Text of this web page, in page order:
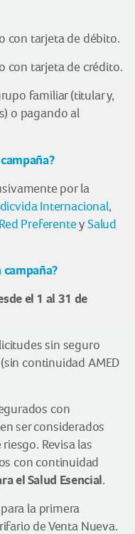
con tarjeta de débito.
con tarjeta de crédito.
familiar (titular y,
o pagando al
por la
Internacional,
Red PreferenteySalud
campaña?
el 1 al 31 de
sin seguro
continuidad AMED
con
ser considerados
Revisa las
con continuidad
el Salud Esencial.
la primera
de Venta Nueva.